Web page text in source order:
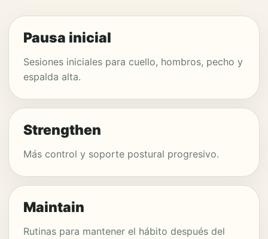
Pausa inicial
Sesiones iniciales para cuello, hombros, pecho y
espalda alta.
Strengthen
Más control y soporte postural progresivo.
Maintain
Rutinas para mantener el hábito después del